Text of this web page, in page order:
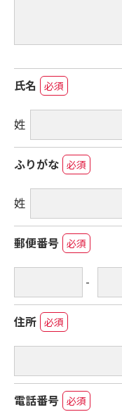
氏名 必須
姓
ふりがな 必須
姓
郵便番号 必須
-
住所 必須
電話番号 必須